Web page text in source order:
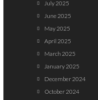
July 2025
June 2025
May 2025
April 2025
March 2025
January 2025
December 2024
October 2024